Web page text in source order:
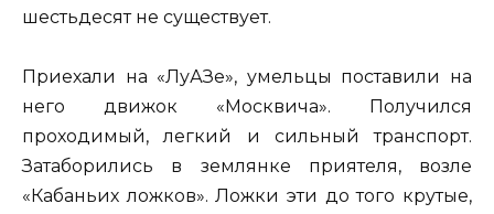
шестьдесят не существует.
Приехали на «ЛуАЗе», умельцы поставили на
него движок «Москвича». Получился
проходимый, легкий и сильный транспорт.
Затаборились в землянке приятеля, возле
«Кабаньих ложков». Ложки эти до того крутые,